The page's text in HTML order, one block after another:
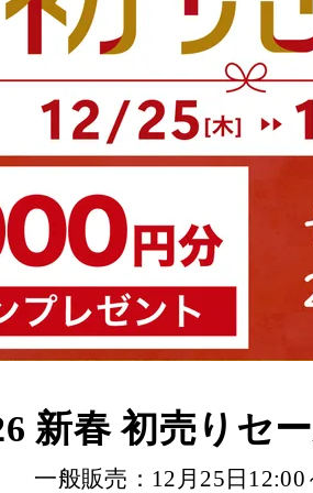
新春 初売りセ
一般販売：12月25日12:00